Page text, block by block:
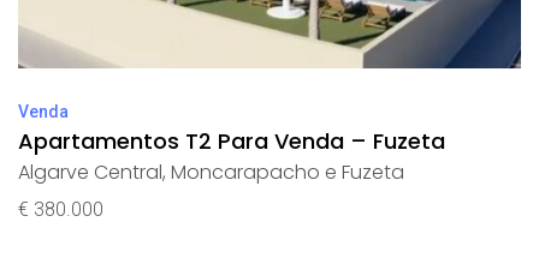
Venda
Apartamentos T2 Para Venda – Fuzeta
Algarve Central, Moncarapacho e Fuzeta
€ 380.000